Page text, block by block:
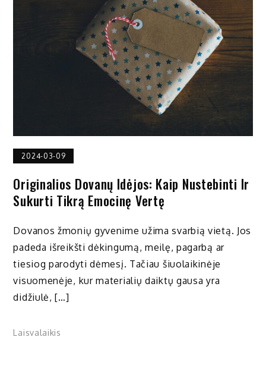
2024-03-09
Originalios Dovanų Idėjos: Kaip Nustebinti Ir
Sukurti Tikrą Emocinę Vertę
Dovanos žmonių gyvenime užima svarbią vietą. Jos
padeda išreikšti dėkingumą, meilę, pagarbą ar
tiesiog parodyti dėmesį. Tačiau šiuolaikinėje
visuomenėje, kur materialių daiktų gausa yra
didžiulė, […]
Laisvalaikis